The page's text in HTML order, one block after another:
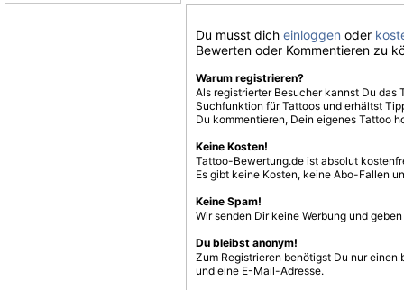
Du musst dich einloggen oder
Bewerten oder Kommentieren zu
Warum registrieren?
Als registrierter Besucher kannst Du
Suchfunktion für Tattoos und erhältst
Du kommentieren, Dein eigenes Tattoo
Keine Kosten!
Tattoo-Bewertung.de ist absolut
Es gibt keine Kosten, keine Abo-Fallen
Keine Spam!
Wir senden Dir keine Werbung und
Du bleibst anonym!
Zum Registrieren benötigst Du nur einen
und eine E-Mail-Adresse.